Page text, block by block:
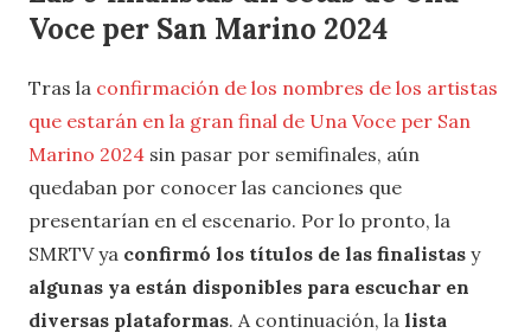
Voce per San Marino 2024
Tras la confirmación de los nombres de los artistas
que estarán en la gran final de Una Voce per San
Marino 2024 sin pasar por semifinales, aún
quedaban por conocer las canciones que
presentarían en el escenario. Por lo pronto, la
SMRTV ya confirmó los títulos de las finalistas y
algunas ya están disponibles para escuchar en
diversas plataformas. A continuación, la lista